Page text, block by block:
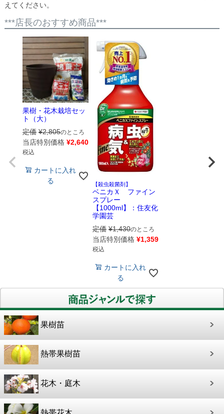
えてください。
***店長のおすすめ商品***
果樹・花木栽培セッ
ト（大）
定価 ¥2,805のところ
当店特別価格 ¥2,640
税込
カートに入れ
る
【殺虫殺菌剤】
ベニカＸ ファイン
スプレー
【1000ml】：住友化
学園芸
定価 ¥1,430のところ
当店特別価格 ¥1,359
税込
カートに入れ
る
果樹苗
熱帯果樹苗
花木・庭木